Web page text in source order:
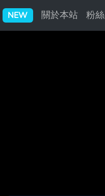
NEW 關於本站 粉